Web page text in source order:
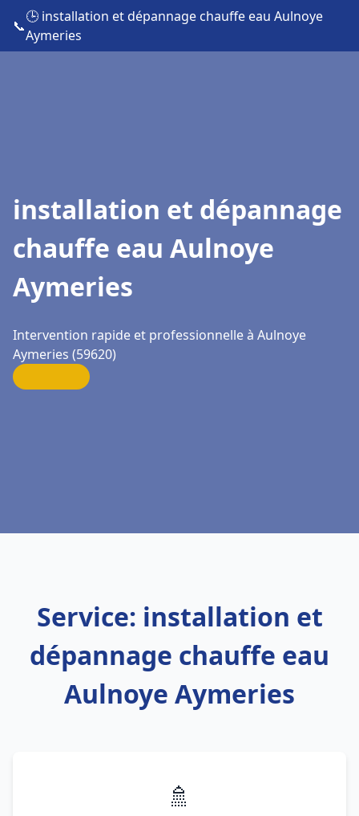
📞
🕒 installation et dépannage chauffe eau Aulnoye
Aymeries
installation et dépannage
chauffe eau Aulnoye
Aymeries
Intervention rapide et professionnelle à Aulnoye
Aymeries (59620)
Service: installation et
dépannage chauffe eau
Aulnoye Aymeries
🚿